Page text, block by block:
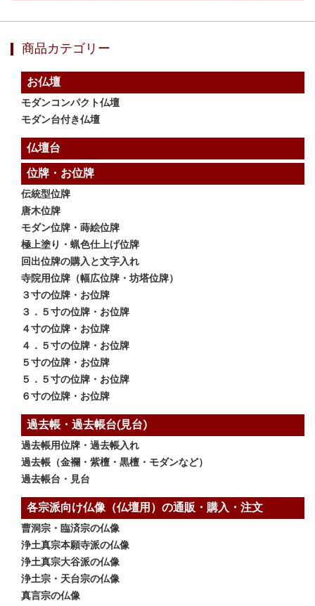
商品カテゴリー
お仏壇
モダンコンパクト仏壇
モダン台付き仏壇
仏壇台
位牌・お位牌
伝統型位牌
唐木位牌
モダン位牌・蒔絵位牌
極上塗り・蝋色仕上げ位牌
回出位牌の購入と文字入れ
寺院用位牌（幅広位牌・坊塔位牌）
３寸の位牌・お位牌
３．５寸の位牌・お位牌
４寸の位牌・お位牌
４．５寸の位牌・お位牌
５寸の位牌・お位牌
５．５寸の位牌・お位牌
６寸の位牌・お位牌
過去帳・過去帳台(見台)
過去帳用位牌・過去帳入れ
過去帳（金襴・紫檀・黒檀・モダンなど）
過去帳台・見台
各宗派向け仏像（仏壇用）の通販・購入・注文
曹洞宗・臨済宗の仏像
浄土真宗本願寺派の仏像
浄土真宗大谷派の仏像
浄土宗・天台宗の仏像
真言宗の仏像